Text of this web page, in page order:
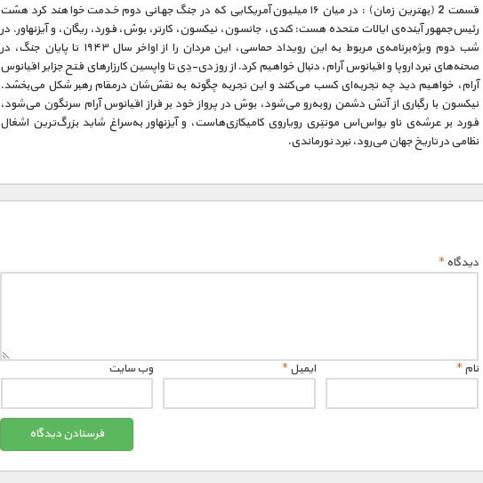
قسمت 2 (بهترین زمان) : در میان ۱۶ میلیون آمریکایی که در جنگ جهانی دوم خدمت خواهند کرد هشت
رئیس‌جمهور آینده‌ی ایالات متحده هست: کندی، جانسون، نیکسون، کارتر، بوش، فورد، ریگان، و آیزنهاور. در
شب دوم ویژه‌برنامه‌ی مربوط به این رویداد حماسی، این مردان را از اواخر سال ۱۹۴۳ تا پایان جنگ، در
صحنه‌های نبرد اروپا و اقیانوس آرام، دنبال خواهیم کرد. از روز دی‌-‌دِی تا واپسین کارزارهای فتح جزایر اقیانوس
آرام، خواهیم دید چه تجربه‌ای کسب می‌کنند و این تجربه چگونه به نقش‌شان درمقام رهبر شکل می‌بخشد.
نیکسون با رگباری از آتش دشمن روبه‌رو می‌شود، بوش در پرواز خود بر فراز اقیانوس آرام سرنگون می‌شود،
فورد بر عرشه‌ی ناو یو‌اس‌اس‌ مونتِری رویاروی کامیکازی‌هاست، و آیزنهاور به‌سراغ شاید بزرگ‌ترین اشغال
نظامی در تاریخ جهان می‌رود، نبرد نورماندی.
دیدگاه*
نام* ایمیل* وب‌ سایت